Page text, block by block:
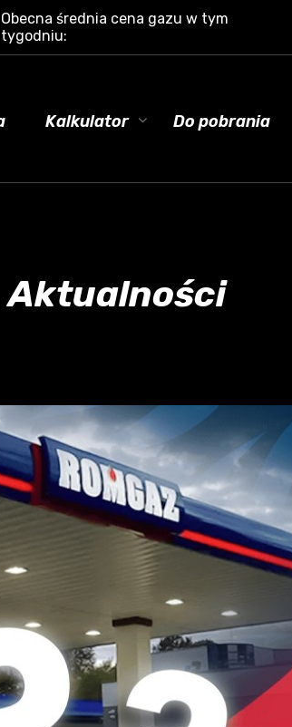
Obecna średnia cena gazu w tym
tygodniu:
Kalkulator Do pobrania
Aktualności